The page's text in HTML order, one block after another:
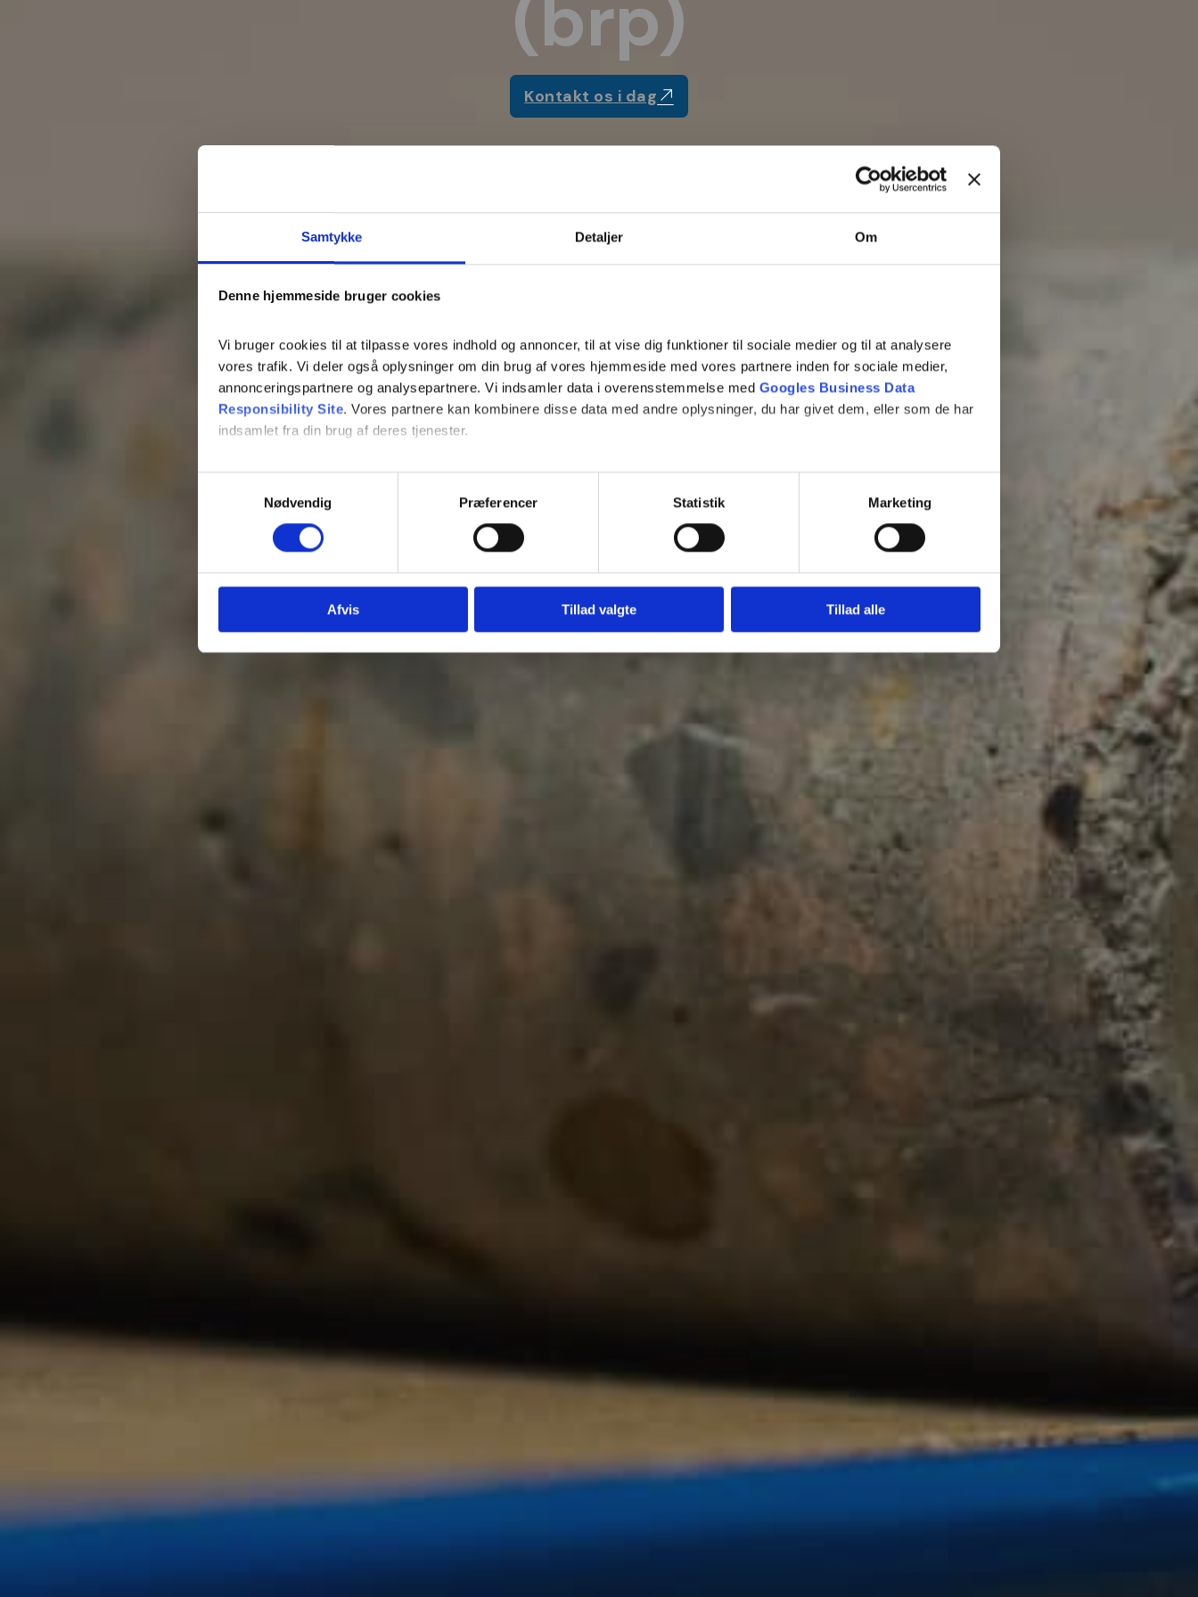
Samtykke Detaljer Om
Denne hjemmeside bruger cookies
Vi bruger cookies til at tilpasse vores indhold og annoncer, til at vise dig funktioner til sociale medier og til at analysere
vores trafik. Vi deler også oplysninger om din brug af vores hjemmeside med vores partnere inden for sociale medier,
annonceringspartnere og analysepartnere. Vi indsamler data i overensstemmelse med Googles Business Data
Responsibility Site. Vores partnere kan kombinere disse data med andre oplysninger, du har givet dem, eller som de har
indsamlet fra din brug af deres tjenester.
Se Cookie & Privatlivspolitikher
Nødvendig
Præferencer Statistik Marketing
Afvis Tillad valgte Tillad alle
(brp)
Kontakt os i dag